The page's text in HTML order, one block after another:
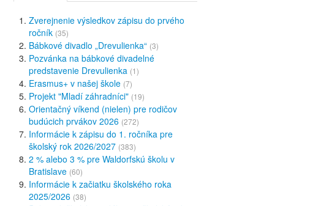
Zverejnenie výsledkov zápisu do prvého
ročník (35)
Bábkové divadlo „Drevulienka“ (3)
Pozvánka na bábkové divadelné
predstavenie Drevulienka (1)
Erasmus+ v našej škole (7)
Projekt "Mladí záhradníci" (19)
Orientačný víkend (nielen) pre rodičov
budúcich prvákov 2026 (272)
Informácie k zápisu do 1. ročníka pre
školský rok 2026/2027 (383)
2 % alebo 3 % pre Waldorfskú školu v
Bratislave (60)
Informácie k začiatku školského roka
2025/2026 (38)